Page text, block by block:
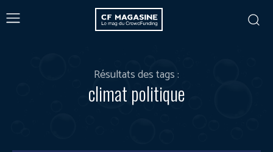
Résultats des tags :
climat politique